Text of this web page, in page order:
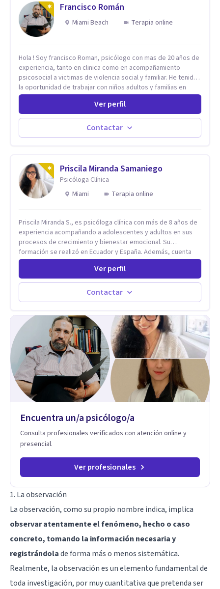
Francisco Román
Miami Beach Terapia online
Hola ! Soy francisco Roman, psicólogo con mas de 20 años de
experiencia, tanto en clinica como en acompañamiento
psicosocial a victimas de violencia social y familiar. He tenido
la oportunidad de trabajar con niños adultos y familias en
todos los espacios y esto me ha dado un una variedad de
aprendizajes que ahora pongo a tu disposicion. En la
actualidad puedo atenderte de manera presencial y/o virtual,
de lunes a sabado. el costo de cada sesión lo acordamos en
el primer contacto
Ver perfil
Contactar
Priscila Miranda Samaniego
Psicóloga Clínica
Miami
Terapia online
Priscila Miranda S., es psicóloga clínica con más de 8 años de
experiencia acompañando a adolescentes y adultos en sus
procesos de crecimiento y bienestar emocional. Su
formación se realizó en Ecuador y España. Además, cuenta
con un Máster en Psicooncología (INEFOC) y diversos
diplomados que respaldan su práctica profesional. Se
especializo en ansiedad, autoestima, dependencia
emocional, depresión, desarrollo personal, prevención del
suicidio, crisis vitales y terapia de pareja, siempre con un
100% online, lo que te permite: Recibir terapia desde la
comodidad y privacidad de tu propio espacio. Acceder a un
acompañamiento profesional sin importar en qué lugar te
encuentres.
Ver perfil
Contactar
Encuentra un/a psicólogo/a
Consulta profesionales verificados con atención online y
presencial.
Ver profesionales
1. La observación
La observación, como su propio nombre indica, implica
observar atentamente el fenómeno, hecho o caso
concreto, tomando la información necesaria y
registrándolade forma más o menos sistemática.
Realmente, la observación es un elemento fundamental de
toda investigación, por muy cuantitativa que pretenda ser